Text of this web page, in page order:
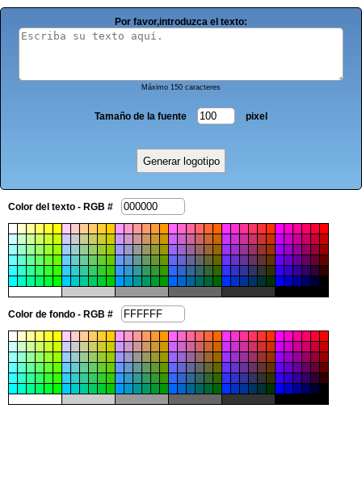
Por favor,introduzca el texto:
Máximo 150 caracteres
Tamaño de la fuente pixel
Color del texto - RGB #
Color de fondo - RGB #